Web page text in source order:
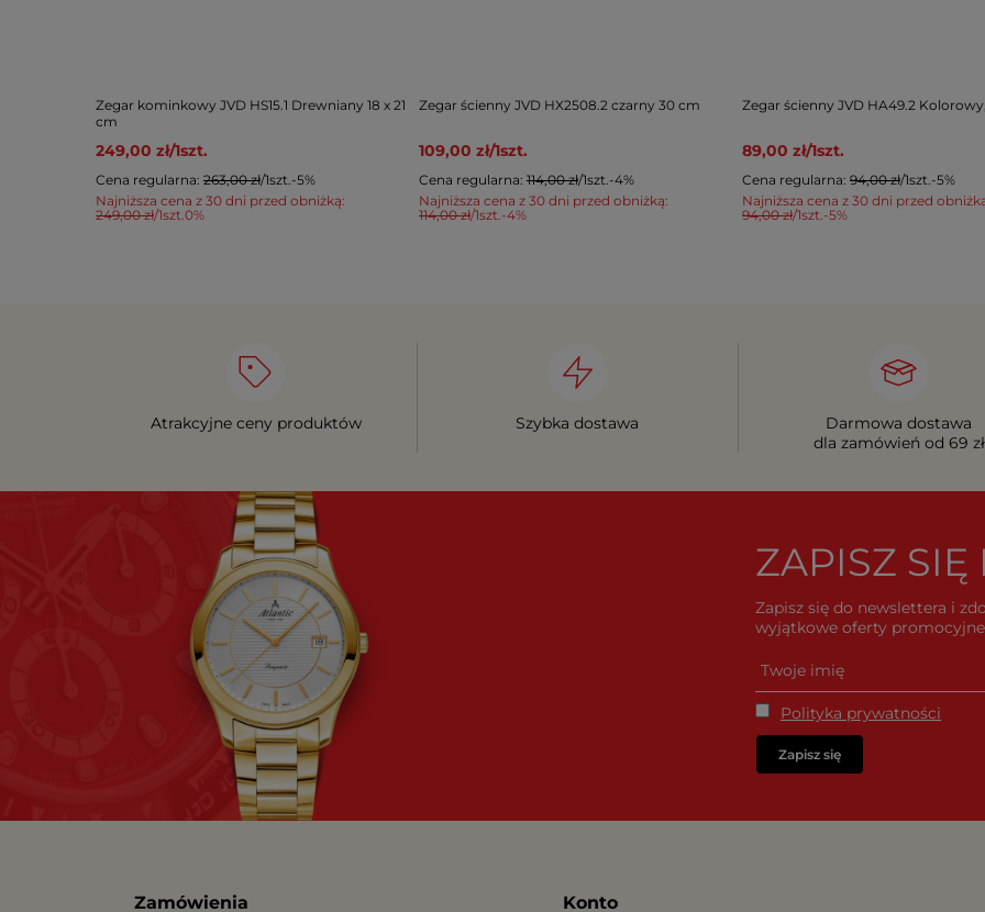
Zegar kominkowy JVD HS15.1 Drewniany 18 x 21
cm
249,00 zł/1szt.
Najniższa cena z 30 dni przed obniżką:
249,00 zł/1szt.0%
Cena regularna: 263,00 zł/1szt.-5%
Zegar ścienny JVD HX2508.2 czarny 30 cm
109,00 zł/1szt.
Najniższa cena z 30 dni przed obniżką:
114,00 zł/1szt.-4%
Cena regularna: 114,00 zł/1szt.-4%
Zegar ścienny JVD HA49.2
89,00 zł/1szt.
Najniższa cena z 30 dni przed
94,00 zł/1szt.-5%
Cena regularna: 94,00 zł/1szt.-5%
Atrakcyjne ceny produktów Szybka dostawa
Darmowa dostawa
dla zamówień od 69 zł
ZAPISZ SIĘ
Zapisz się do newslettera i
wyjątkowe oferty
Polityka prywatności
Zapisz się
Zamówienia Konto